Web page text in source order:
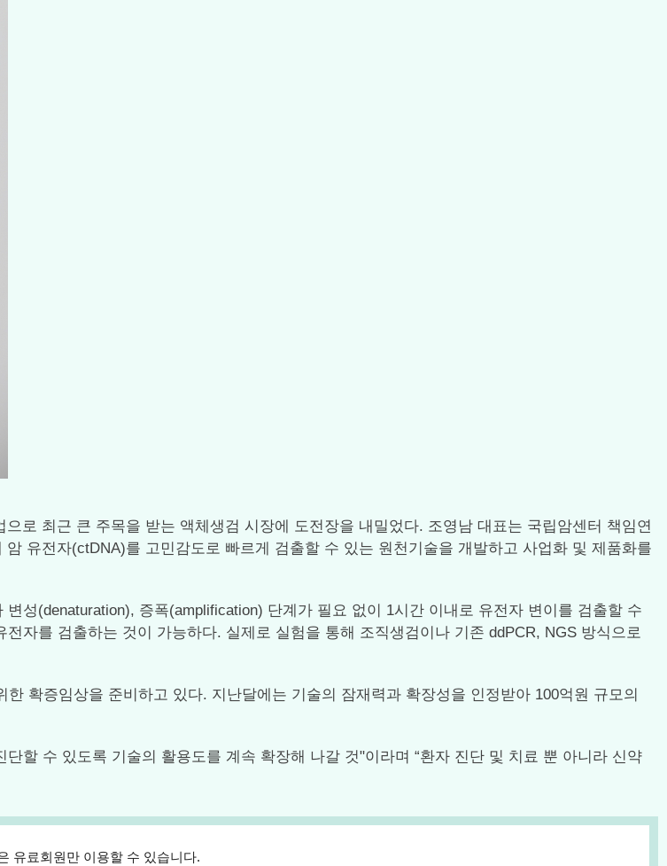
로 최근 큰 주목을 받는 액체생검 시장에 도전장을 내밀었다. 조영남 대표는 국립암센터 책임연
유전자(ctDNA)를 고민감도로 빠르게 검출할 수 있는 원천기술을 개발하고 사업화 및 제품화를
성(denaturation), 증폭(amplification) 단계가 필요 없이 1시간 이내로 유전자 변이를 검출할 수
자를 검출하는 것이 가능하다. 실제로 실험을 통해 조직생검이나 기존 ddPCR, NGS 방식으로
확증임상을 준비하고 있다. 지난달에는 기술의 잠재력과 확장성을 인정받아 100억원 규모의
할 수 있도록 기술의 활용도를 계속 확장해 나갈 것"이라며 “환자 진단 및 치료 뿐 아니라 신약
유료회원만 이용할 수 있습니다.